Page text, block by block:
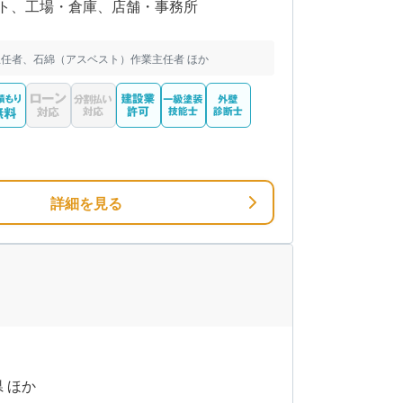
、工場・倉庫、店舗・事務所
者、石綿（アスベスト）作業主任者 ほか
詳細を見る
ほか